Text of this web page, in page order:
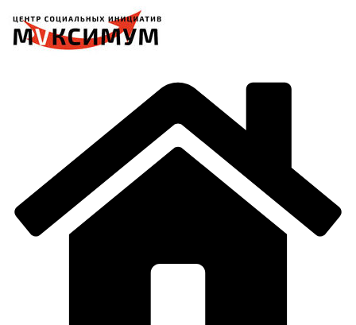
содержимому